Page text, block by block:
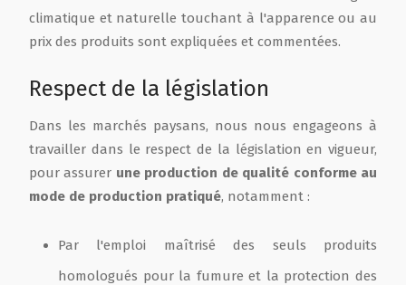
climatique et naturelle touchant à l'apparence ou au
prix des produits sont expliquées et commentées.
Respect de la législation
Dans les marchés paysans, nous nous engageons à
travailler dans le respect de la législation en vigueur,
pour assurer une production de qualité conforme au
mode de production pratiqué, notamment :
Par l'emploi maîtrisé des seuls produits
homologués pour la fumure et la protection des